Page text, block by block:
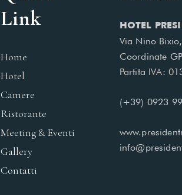
Link
Home
Hotel
Camere
Ristorante
Meeting & Eventi
Gallery
Contatti
HOTEL
Via Nino
Coordinate
Partita IVA:
(+39) 0923